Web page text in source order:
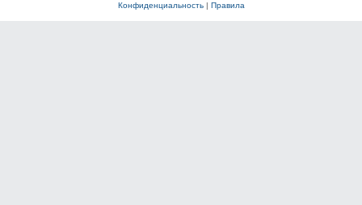
Конфиденциальность| Правила